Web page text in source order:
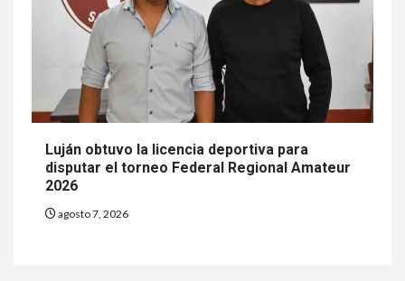
Luján obtuvo la licencia deportiva para
disputar el torneo Federal Regional Amateur
2026
agosto 7, 2026